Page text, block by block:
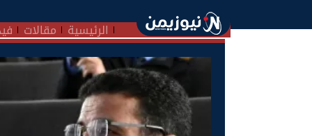
الرئيسية مقالات